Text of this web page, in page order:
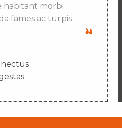
habitant morbi
fames ac turpis